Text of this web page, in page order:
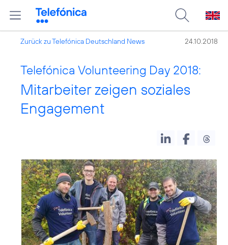
Zurück zu Telefónica Deutschland News 24.10.2018
Telefónica Volunteering Day 2018:
Mitarbeiter zeigen soziales
Engagement